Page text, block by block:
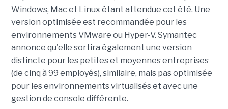
Windows, Mac et Linux étant attendue cet été. Une
version optimisée est recommandée pour les
environnements VMware ou Hyper-V. Symantec
annonce qu'elle sortira également une version
distincte pour les petites et moyennes entreprises
(de cinq à 99 employés), similaire, mais pas optimisée
pour les environnements virtualisés et avec une
gestion de console différente.